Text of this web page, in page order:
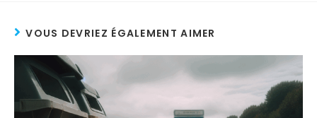
VOUS DEVRIEZ ÉGALEMENT AIMER